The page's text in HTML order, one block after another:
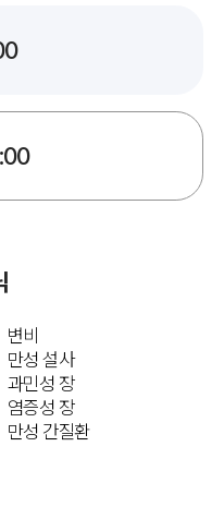
변비
만성 설사
과민성 장
염증성 장
만성 간질환